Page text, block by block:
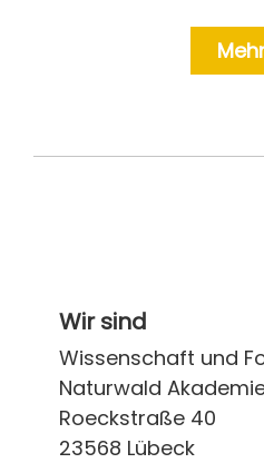
Wir sind
Wissenschaft und
Naturwald
Roeckstraße 40
23568 Lübeck